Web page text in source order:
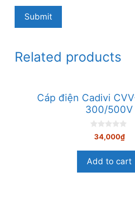
Related products
Cáp điện Cadivi
300/500V
à
5
34,000₫
Add to cart